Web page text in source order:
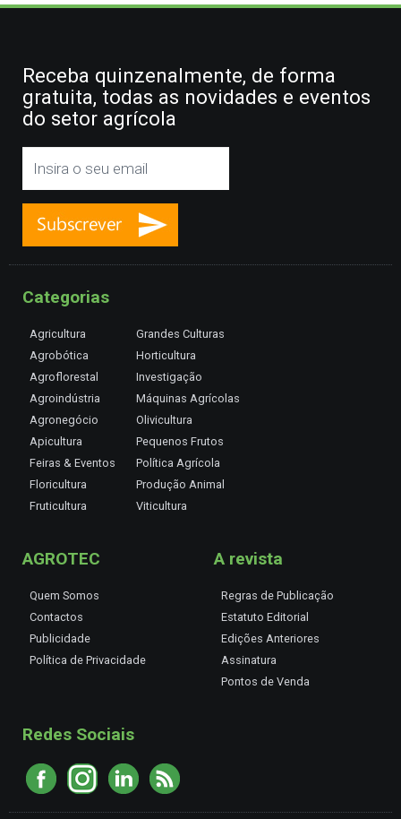
Receba quinzenalmente, de forma
gratuita, todas as novidades e eventos
do setor agrícola
Categorias
Agricultura
Agrobótica
Agroflorestal
Agroindústria
Agronegócio
Apicultura
Feiras & Eventos
Floricultura
Fruticultura
Grandes Culturas
Horticultura
Investigação
Máquinas Agrícolas
Olivicultura
Pequenos Frutos
Política Agrícola
Produção Animal
Viticultura
AGROTEC
Quem Somos
Contactos
Publicidade
Política de Privacidade
A revista
Regras de Publicação
Estatuto Editorial
Edições Anteriores
Assinatura
Pontos de Venda
Redes Sociais